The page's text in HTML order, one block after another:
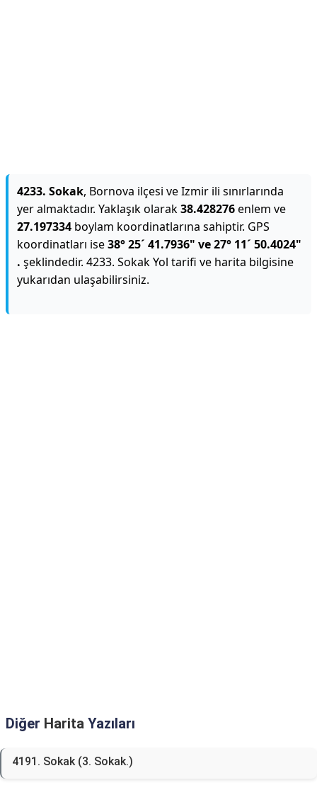
4233. Sokak, Bornova ilçesi ve Izmir ili sınırlarında
yer almaktadır. Yaklaşık olarak38.428276enlem ve
27.197334 boylam koordinatlarına sahiptir. GPS
koordinatları ise38° 25´ 41.7936" ve 27° 11´ 50.4024"
. şeklindedir. 4233. Sokak Yol tarifi ve harita bilgisine
yukarıdan ulaşabilirsiniz.
Diğer Harita Yazıları
4191. Sokak (3. Sokak.)